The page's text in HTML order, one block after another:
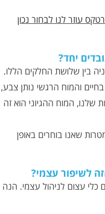
עוזר לנו לבחור נכון
יחד?
בין שלושת החלקים הללו.
והמוח הרגשי נותן צבע,
שלנו, המוח ההגיוני הוא זה
שאנו בוחרים באופן
לשיפור עצמי?
עצום לניהול עצמי. הנה